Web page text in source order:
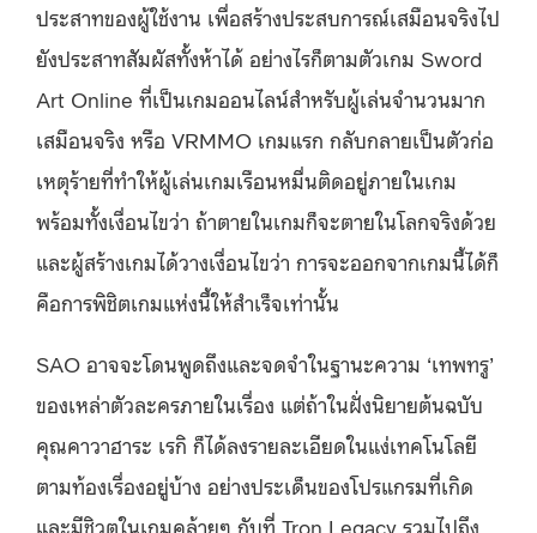
ประสาทของผู้ใช้งาน เพื่อสร้างประสบการณ์เสมือนจริงไป
ยังประสาทสัมผัสทั้งห้าได้ อย่างไรก็ตามตัวเกม Sword
Art Online ที่เป็นเกมออนไลน์สำหรับผู้เล่นจำนวนมาก
เสมือนจริง หรือ VRMMO เกมแรก กลับกลายเป็นตัวก่อ
เหตุร้ายที่ทำให้ผู้เล่นเกมเรือนหมื่นติดอยู่ภายในเกม
พร้อมทั้งเงื่อนไขว่า ถ้าตายในเกมก็จะตายในโลกจริงด้วย
และผู้สร้างเกมได้วางเงื่อนไขว่า การจะออกจากเกมนี้ได้ก็
คือการพิชิตเกมแห่งนี้ให้สำเร็จเท่านั้น
SAO อาจจะโดนพูดถึงและจดจำในฐานะความ ‘เทพทรู’
ของเหล่าตัวละครภายในเรื่อง แต่ถ้าในฝั่งนิยายต้นฉบับ
คุณคาวาฮาระ เรกิ ก็ได้ลงรายละเอียดในแง่เทคโนโลยี
ตามท้องเรื่องอยู่บ้าง อย่างประเด็นของโปรแกรมที่เกิด
และมีชิวตในเกมคล้ายๆ กับที่ Tron Legacy รวมไปถึง